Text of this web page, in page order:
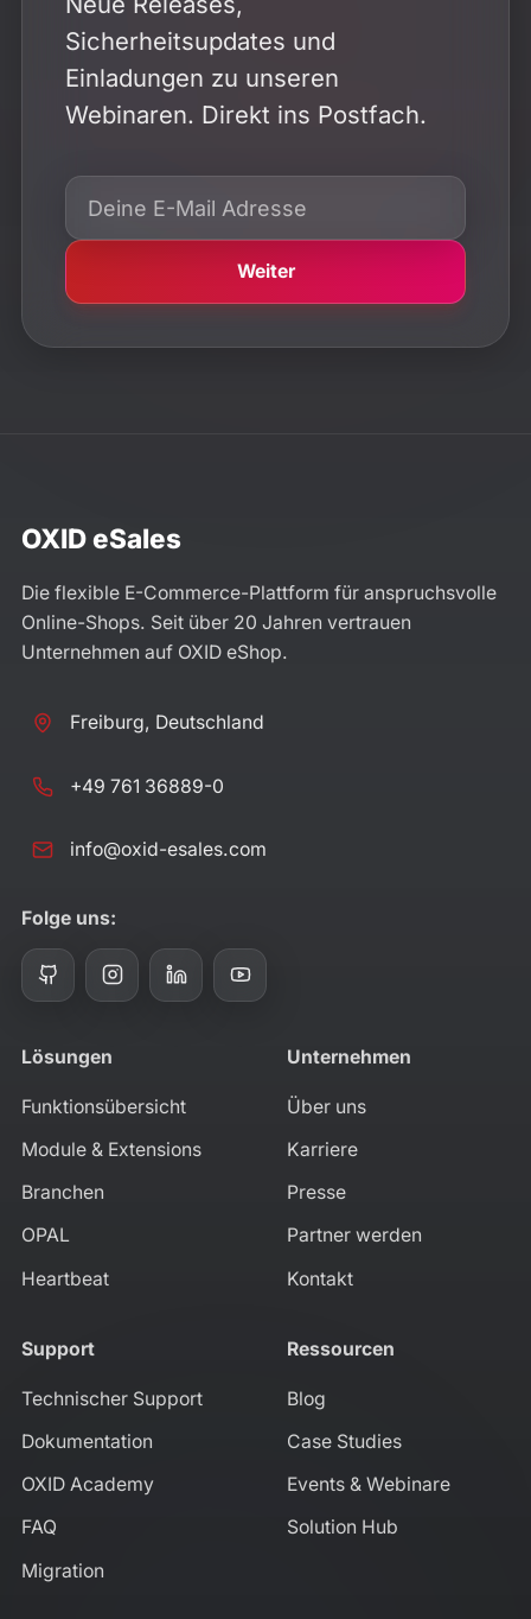
Sicherheitsupdates und
Einladungen zu unseren
Webinaren. Direkt ins Postfach.
Weiter
OXID eSales
Die flexible E-Commerce-Plattform für anspruchsvolle
Online-Shops. Seit über 20 Jahren vertrauen
Unternehmen auf OXID eShop.
Freiburg, Deutschland
+49 761 36889-0
info@oxid-esales.com
Folge uns:
Lösungen
Funktionsübersicht
Module & Extensions
Branchen
OPAL
Heartbeat
Unternehmen
Über uns
Karriere
Presse
Partner werden
Kontakt
Support
Technischer Support
Dokumentation
OXID Academy
FAQ
Migration
Ressourcen
Blog
Case Studies
Events & Webinare
Solution Hub